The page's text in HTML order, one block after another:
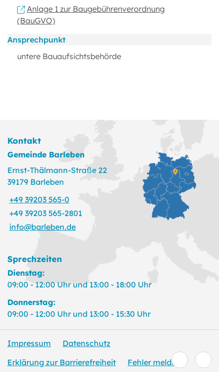
Anlage 1 zur Baugebührenverordnung
(BauGVO)
Ansprechpunkt
untere Bauaufsichtsbehörde
Kontakt
Gemeinde Barleben
Ernst-Thälmann-Straße 22
39179 Barleben
+49 39203 565-0
+49 39203 565-2801
info@barleben.de
Sprechzeiten
Dienstag:
09:00 - 12:00 Uhr und 13:00 - 18:00 Uhr
Donnerstag:
09:00 - 12:00 Uhr und 13:00 - 15:30 Uhr
Impressum
Datenschutz
Erklärung zur Barrierefreiheit
Fehler melden